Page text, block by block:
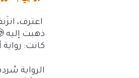
اعترف،
ذهبت إليه
كانت: رواية
الرواية